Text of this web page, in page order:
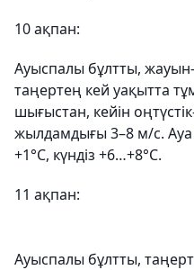
10 ақпан:
Ауыспалы бұлтты,
таңертең кей уақытта
шығыстан, кейін
жылдамдығы 3–8 м/с.
+1°С, күндіз +6…+8°С.
11 ақпан:
Ауыспалы бұлтты,